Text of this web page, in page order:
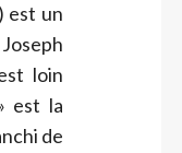
est un
loin
est la
de